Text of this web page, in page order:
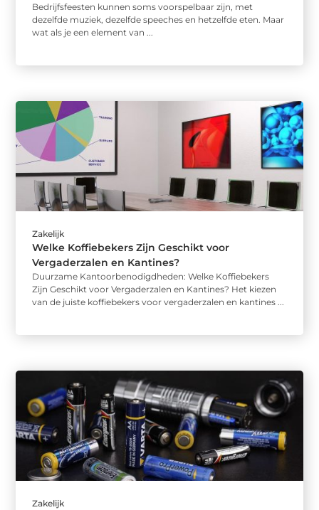
Bedrijfsfeesten kunnen soms voorspelbaar zijn, met
dezelfde muziek, dezelfde speeches en hetzelfde eten. Maar
wat als je een element van ...
Zakelijk
Welke Koffiebekers Zijn Geschikt voor
Vergaderzalen en Kantines?
Duurzame Kantoorbenodigdheden: Welke Koffiebekers
Zijn Geschikt voor Vergaderzalen en Kantines? Het kiezen
van de juiste koffiebekers voor vergaderzalen en kantines ...
Zakelijk